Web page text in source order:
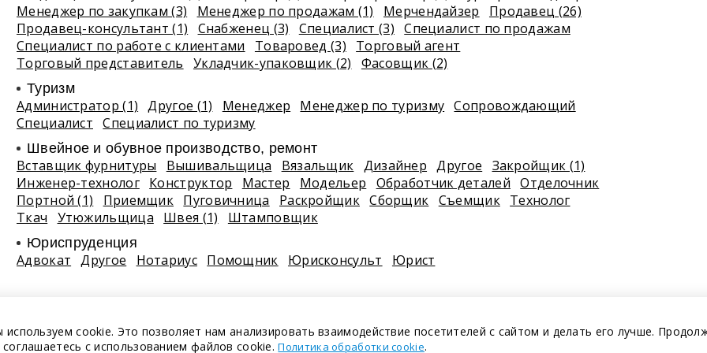
Менеджер по закупкам (3)
Менеджер по продажам (1) Мерчендайзер
Продавец (26)
Продавец-консультант (1)
Снабженец (3) Специалист (3)
Специалист по продажам
Специалист по работе с клиентами
Товаровед (3)
Торговый агент
Торговый представитель
Укладчик-упаковщик (2) Фасовщик (2)
Туризм
Администратор (1) Другое (1) Менеджер Менеджер по туризму Сопровождающий
Специалист
Специалист по туризму
Швейное и обувное производство, ремонт
Вставщик фурнитуры Вышивальщица Вязальщик Дизайнер Другое
Закройщик (1)
Инженер-технолог Конструктор Мастер Модельер Обработчик деталей
Отделочник
Портной (1)
Приемщик Пуговичница Раскройщик Сборщик Съемщик Технолог
Ткач
Утюжильщица Швея (1) Штамповщик
Юриспруденция
Адвокат Другое Нотариус Помощник Юрисконсульт Юрист
cookie. Это позволяет нам анализировать взаимодействие посетителей с сайтом и делать его лучше.
с использованием файлов cookie.Политика обработки cookie.